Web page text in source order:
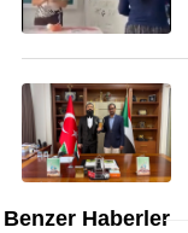
Benzer Haberler